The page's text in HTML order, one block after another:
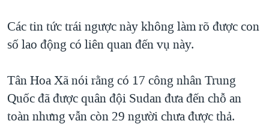
NGƯ DÂN VIỆT VÀ LÀN SÓNG TRỘM HẢI SÂM
QUAN HỆ VIỆT MỸ
Các tin tức trái ngược này không làm rõ được con
số lao động có liên quan đến vụ này.
Tân Hoa Xã nói rằng có 17 công nhân Trung
Quốc đã được quân đội Sudan đưa đến chỗ an
toàn nhưng vẫn còn 29 người chưa được thả.